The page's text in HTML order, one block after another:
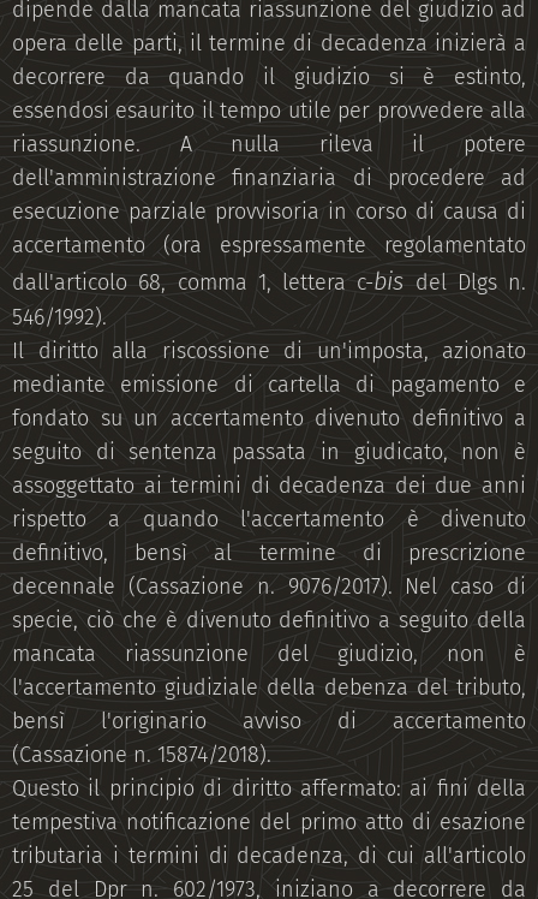
dipende dalla mancata riassunzione del giudizio ad
opera delle parti, il termine di decadenza inizierà a
decorrere da quando il giudizio si è estinto,
essendosi esaurito il tempo utile per provvedere alla
riassunzione. A nulla rileva il potere
dell'amministrazione finanziaria di procedere ad
esecuzione parziale provvisoria in corso di causa di
accertamento (ora espressamente regolamentato
dall'articolo 68, comma 1, lettera c-bis del Dlgs n.
546/1992).
Il diritto alla riscossione di un'imposta, azionato
mediante emissione di cartella di pagamento e
fondato su un accertamento divenuto definitivo a
seguito di sentenza passata in giudicato, non è
assoggettato ai termini di decadenza dei due anni
rispetto a quando l'accertamento è divenuto
definitivo, bensì al termine di prescrizione
decennale (Cassazione n. 9076/2017). Nel caso di
specie, ciò che è divenuto definitivo a seguito della
mancata riassunzione del giudizio, non è
l'accertamento giudiziale della debenza del tributo,
bensì l'originario avviso di accertamento
(Cassazione n. 15874/2018).
Questo il principio di diritto affermato: ai fini della
tempestiva notificazione del primo atto di esazione
tributaria i termini di decadenza, di cui all'articolo
25 del Dpr n. 602/1973, iniziano a decorrere da